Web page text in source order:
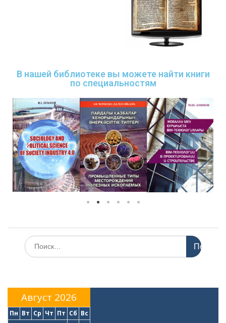
В нашей библиотеке вы можете найти книги
по специальностям
Август 2026
Пн Вт Ср Чт Пт Сб Вс